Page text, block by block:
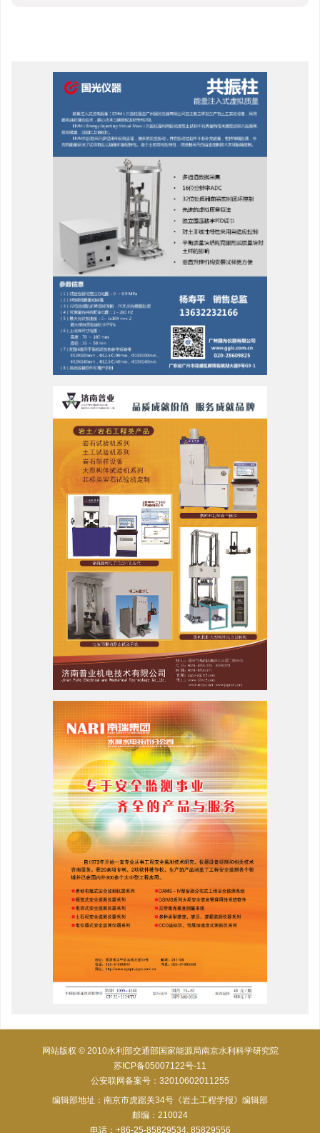
网站版权 © 2010水利部交通部国家能源局南京水利科学研究院
苏ICP备05007122号-11
公安联网备案号：32010602011255
编辑部地址：南京市虎踞关34号《岩土工程学报》编辑部
邮编：210024
电话：+86-25-85829534, 85829556